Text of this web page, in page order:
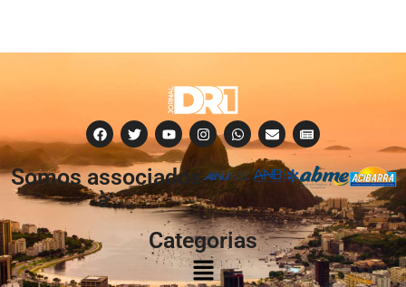
Somos associados
à:
Categorias